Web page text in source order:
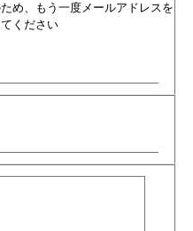
め、もう一度メールアドレスを
ください